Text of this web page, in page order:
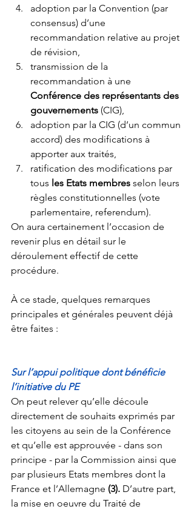
adoption par la Convention (par
consensus) d’une
recommandation relative au projet
de révision,
transmission de la
recommandation à une
Conférence des représentants des
gouvernements (CIG),
adoption par la CIG (d’un commun
accord) des modifications à
apporter aux traités,
ratification des modifications par
tous les Etats membres selon leurs
règles constitutionnelles (vote
parlementaire, referendum).
On aura certainement l’occasion de
revenir plus en détail sur le
déroulement effectif de cette
procédure.
À ce stade, quelques remarques
principales et générales peuvent déjà
être faites :
Sur l’appui politique dont bénéficie
l’initiative du PE
On peut relever qu’elle découle
directement de souhaits exprimés par
les citoyens au sein de la Conférence
et qu’elle est approuvée - dans son
principe - par la Commission ainsi que
par plusieurs Etats membres dont la
France et l’Allemagne (3). D’autre part,
la mise en oeuvre du Traité de